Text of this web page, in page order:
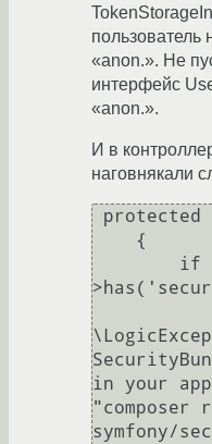
«anon.». Не
интерфейс
«anon.».
И в
наговнякали
in your
"composer
symfony/